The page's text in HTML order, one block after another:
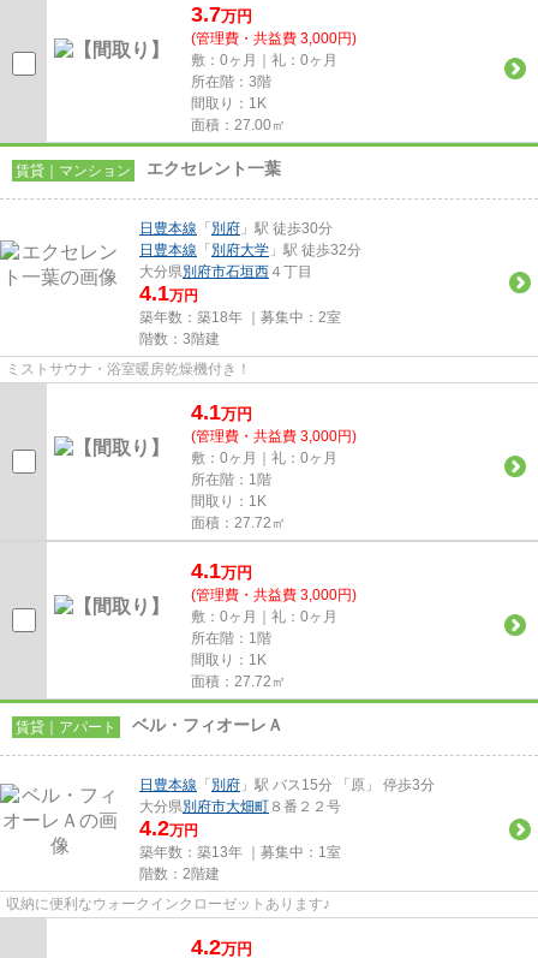
3.7万円
(管理費・共益費 3,000円)
敷：0ヶ月｜礼：0ヶ月
所在階：3階
間取り：1K
面積：27.00㎡
賃貸｜マンション エクセレント一葉
日豊本線 「 別府 」駅 徒歩30分
日豊本線 「 別府大学 」駅 徒歩32分
大分県別府市石垣西 ４丁目
4.1万円
築年数：築18年 ｜募集中： 2室
階数：3階建
ミストサウナ・浴室暖房乾燥機付き！
4.1万円
(管理費・共益費 3,000円)
敷：0ヶ月｜礼：0ヶ月
所在階：1階
間取り：1K
面積：27.72㎡
4.1万円
(管理費・共益費 3,000円)
敷：0ヶ月｜礼：0ヶ月
所在階：1階
間取り：1K
面積：27.72㎡
賃貸｜アパート ベル・フィオーレＡ
日豊本線 「 別府 」駅 バス15分 「原」 停歩3分
大分県別府市大畑町 ８番２２号
4.2万円
築年数：築13年 ｜募集中： 1室
階数：2階建
収納に便利なウォークインクローゼットあります♪
4.2万円